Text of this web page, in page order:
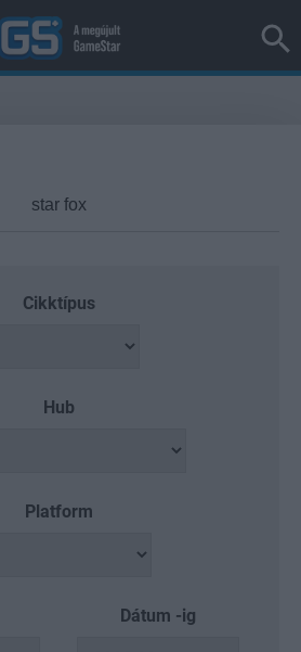
Cikktípus
Hub
Platform
Dátum -ig